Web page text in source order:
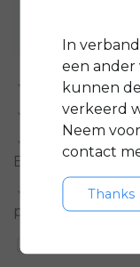
Standaard 3
GRATIS
Gratis rijklare
Eindhoven
Meer
product
In
een ander
kunnen
verkeerd
Neem
contact
Thanks